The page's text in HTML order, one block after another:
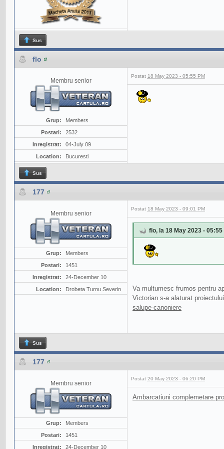
Sus
flo
Membru senior
Grup:
Members
Postari:
2532
Inregistrat:
04-July 09
Location:
Bucuresti
Postat 18 May 2023 - 05:55 PM
Sus
177
Membru senior
Grup:
Members
Postari:
1451
Inregistrat:
24-December 10
Location:
Drobeta Turnu Severin
Postat 18 May 2023 - 09:01 PM
flo, la 18 May 2023 -
Va multumesc frumos pentru
Victorian s-a alaturat
salupe-canoniere
Sus
177
Membru senior
Grup:
Members
Postari:
1451
Inregistrat:
24-December 10
Postat 20 May 2023 - 06:20 PM
Ambarcatiuni complemetare